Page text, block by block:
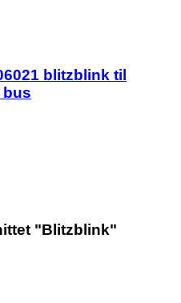
blitzblink til
bus
"Blitzblink"